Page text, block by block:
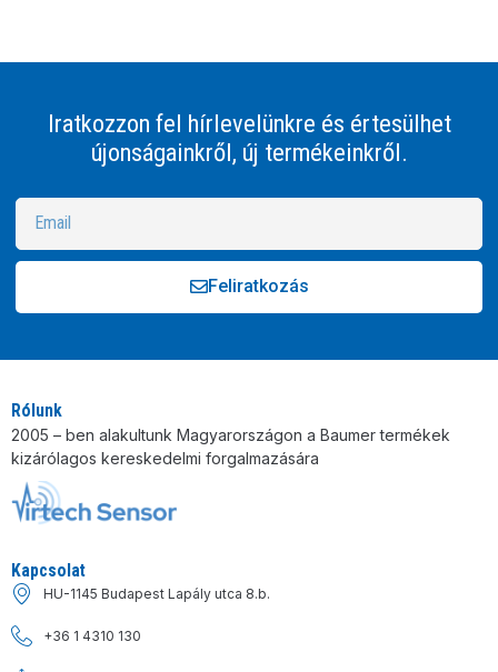
Iratkozzon fel hírlevelünkre és értesülhet
újonságainkről, új termékeinkről.
Feliratkozás
Rólunk
2005 – ben alakultunk Magyarországon a Baumer termékek
kizárólagos kereskedelmi forgalmazására
Kapcsolat
HU-1145 Budapest Lapály utca 8.b.
+36 1 4310 130